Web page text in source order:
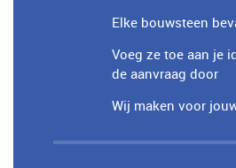
Elke bouwsteen
Voeg ze toe aan je
de aanvraag door
Wij maken voor